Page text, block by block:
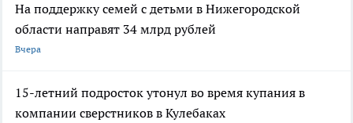
На поддержку семей с детьми в Нижегородской
области направят 34 млрд рублей
Вчера
15-летний подросток утонул во время купания в
компании сверстников в Кулебаках